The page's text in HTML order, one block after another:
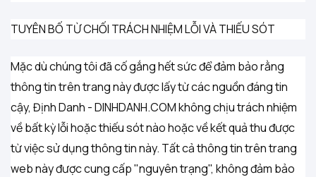
TUYÊN BỐ TỪ CHỐI TRÁCH NHIỆM LỖI VÀ THIẾU SÓT
Mặc dù chúng tôi đã cố gắng hết sức để đảm bảo rằng
thông tin trên trang này được lấy từ các nguồn đáng tin
cậy, Định Danh - DINHDANH.COM không chịu trách nhiệm
về bất kỳ lỗi hoặc thiếu sót nào hoặc về kết quả thu được
từ việc sử dụng thông tin này. Tất cả thông tin trên trang
web này được cung cấp "nguyên trạng", không đảm bảo